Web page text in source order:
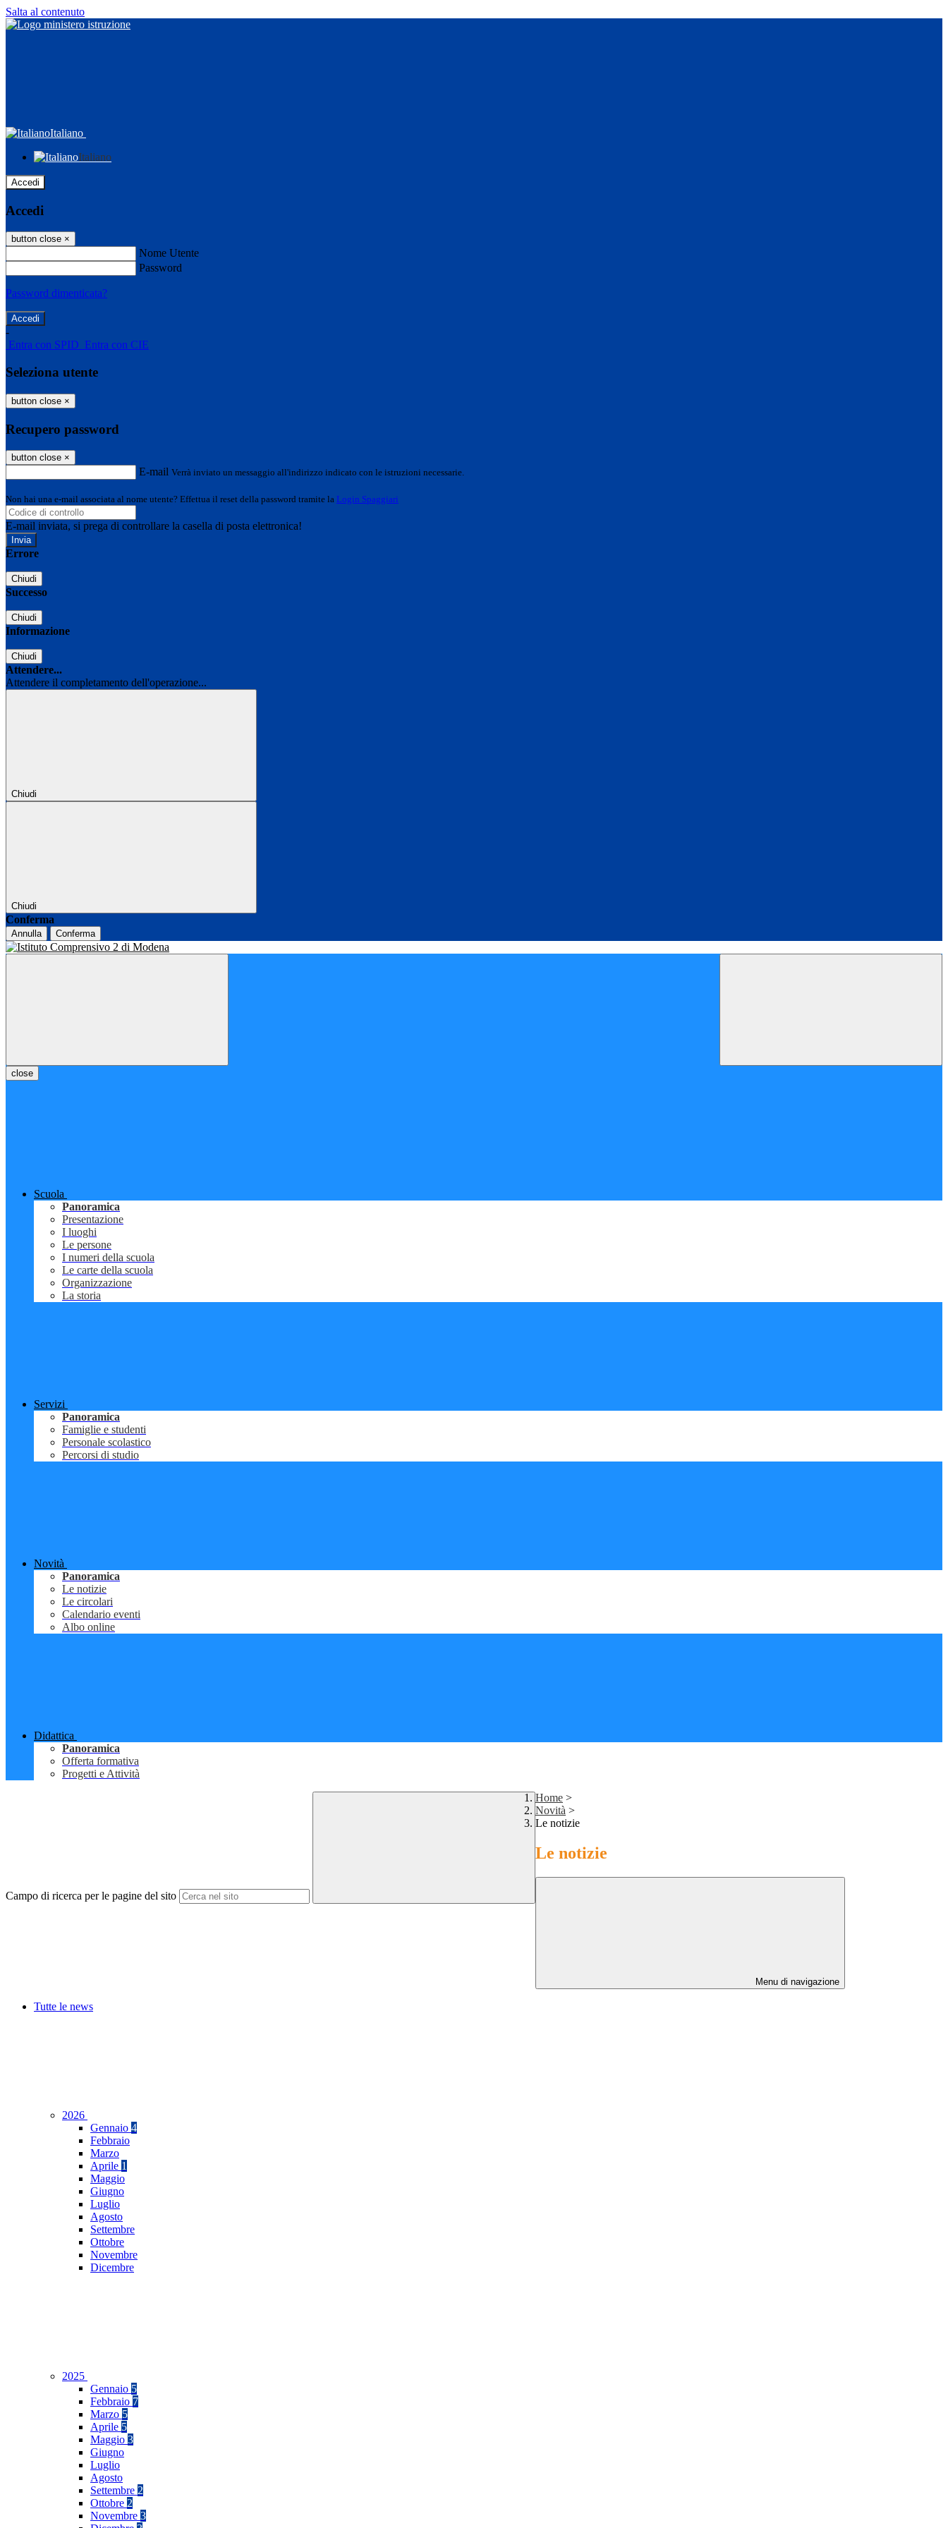
Salta al contenuto
Italiano
Italiano
Accedi
Accedi
button close ×
Nome Utente
Password
Password dimenticata?
-
Entra con SPID Entra con CIE
Seleziona utente
button close ×
Recupero password
button close ×
E-mail Verrà inviato un messaggio all'indirizzo indicato con le istruzioni necessarie.
Non hai una e-mail associata al nome utente? Effettua il reset della password tramite la Login Spaggiari
E-mail inviata, si prega di controllare la casella di posta elettronica!
Errore
Chiudi
Successo
Chiudi
Informazione
Chiudi
Attendere...
Attendere il completamento dell'operazione...
Chiudi
Chiudi
Conferma
Annulla Conferma
close
Scuola
Panoramica
Presentazione
I luoghi
Le persone
I numeri della scuola
Le carte della scuola
Organizzazione
La storia
Servizi
Panoramica
Famiglie e studenti
Personale scolastico
Percorsi di studio
Novità
Panoramica
Le notizie
Le circolari
Calendario eventi
Albo online
Didattica
Panoramica
Offerta formativa
Progetti e Attività
Campo di ricerca per le pagine del sito
Home >
Novità >
Le notizie
Le notizie
Menu di navigazione
Tutte le news
2026
Gennaio 4
Febbraio
Marzo
Aprile 1
Maggio
Giugno
Luglio
Agosto
Settembre
Ottobre
Novembre
Dicembre
2025
Gennaio 5
Febbraio 7
Marzo 5
Aprile 5
Maggio 3
Giugno
Luglio
Agosto
Settembre 2
Ottobre 2
Novembre 3